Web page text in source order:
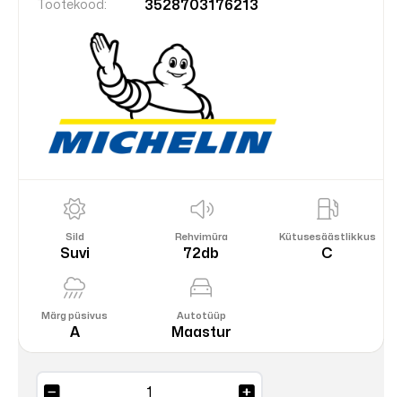
Tootekood: 3528703176213
Sild
Suvi
Rehvimüra
72db
Kütusesäästlikkus
C
Märg püsivus
A
Autotüüp
Maastur